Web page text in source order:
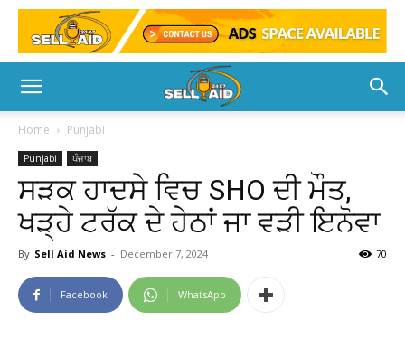
Home Punjabi
Punjabi ਪੰਜਾਬ
ਸੜਕ ਹਾਦਸੇ ਵਿਚ SHO ਦੀ ਮੌਤ,
ਖੜ੍ਹੇ ਟਰੱਕ ਦੇ ਹੇਠਾਂ ਜਾ ਵੜੀ ਇਨੋਵਾ
By Sell Aid News - December 7, 2024 70
Facebook WhatsApp